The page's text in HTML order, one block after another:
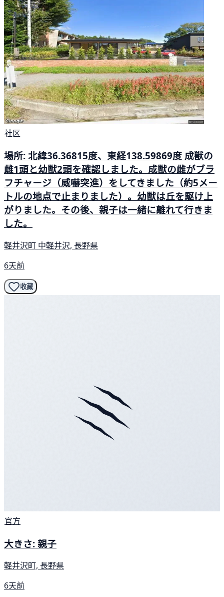
社区
場所: 北緯36.36815度、東経138.59869度 成獣の
雌1頭と幼獣2頭を確認しました。成獣の雌がブラ
フチャージ（威嚇突進）をしてきました（約5メー
トルの地点で止まりました）。幼獣は丘を駆け上
がりました。その後、親子は一緒に離れて行きま
した。
軽井沢町 中軽井沢, 長野県
6天前
收藏
官方
大きさ: 親子
軽井沢町, 長野県
6天前